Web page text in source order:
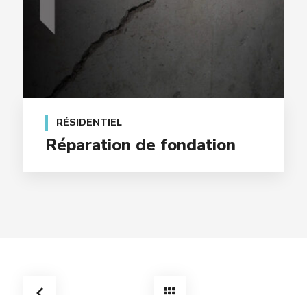
RÉSIDENTIEL
Réparation de fondation